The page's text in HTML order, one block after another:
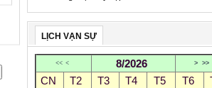
LỊCH VẠN SỰ
<< < 8/2026 > >>
CN T2 T3 T4 T5 T6